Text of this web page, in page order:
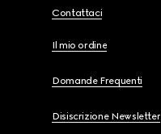
Contattaci
Il mio ordine
Domande Frequenti
Disiscrizione Newsletter